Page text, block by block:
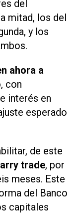
del
mitad, los del
y los
ahora a
, con
interés en
esperado
de este
trade, por
meses. Este
del Banco
capitales